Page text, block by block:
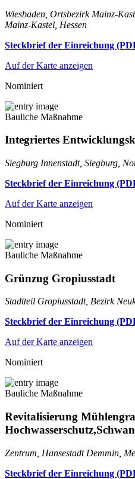
Wiesbaden, Ortsbezirk Mainz-
Mainz-Kastel, Hessen
Steckbrief der Einreichung
Auf der Karte anzeigen
Nominiert
Bauliche Maßnahme
Integriertes
Siegburg Innenstadt, Siegburg,
Steckbrief der Einreichung
Auf der Karte anzeigen
Nominiert
Bauliche Maßnahme
Grünzug Gropiusstadt
Stadtteil Gropiusstadt, Bezirk
Steckbrief der Einreichung
Auf der Karte anzeigen
Nominiert
Bauliche Maßnahme
Revitalisierung
Zentrum, Hansestadt Demmin,
Steckbrief der Einreichung